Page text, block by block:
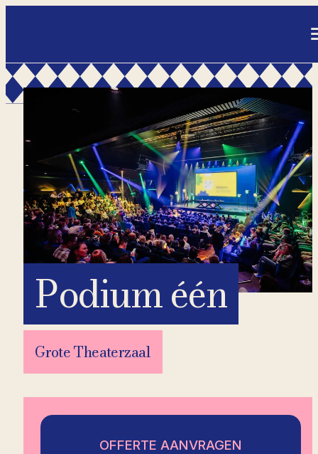
- Home pagina
Podium één
Grote Theaterzaal
OFFERTE AANVRAGEN